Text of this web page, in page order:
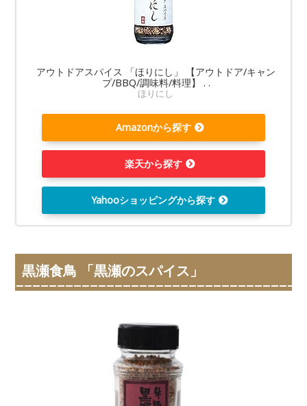
アウトドアスパイス 「ほりにし」 【アウトドア/キャン
プ/BBQ/調味料/料理】 . .
ほりにし
Amazonから探す
楽天から探す
Yahooショッピングから探す
黒瀬食鳥 「黒瀬のスパイス」